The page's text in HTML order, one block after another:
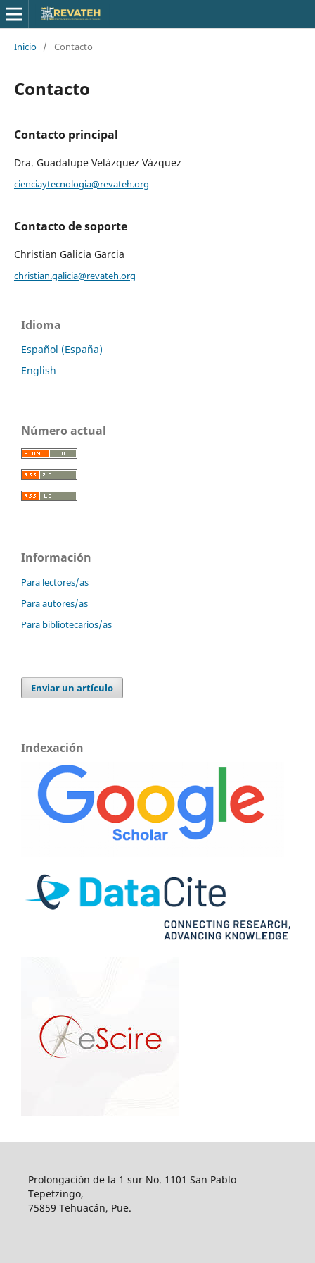
Inicio / Contacto
Contacto
Contacto principal
Dra. Guadalupe Velázquez Vázquez
cienciaytecnologia@revateh.org
Contacto de soporte
Christian Galicia Garcia
christian.galicia@revateh.org
Idioma
Español (España)
English
Número actual
Información
Para lectores/as
Para autores/as
Para bibliotecarios/as
Enviar un artículo
Indexación
Prolongación de la 1 sur No. 1101 San Pablo
Tepetzingo,
75859 Tehuacán, Pue.